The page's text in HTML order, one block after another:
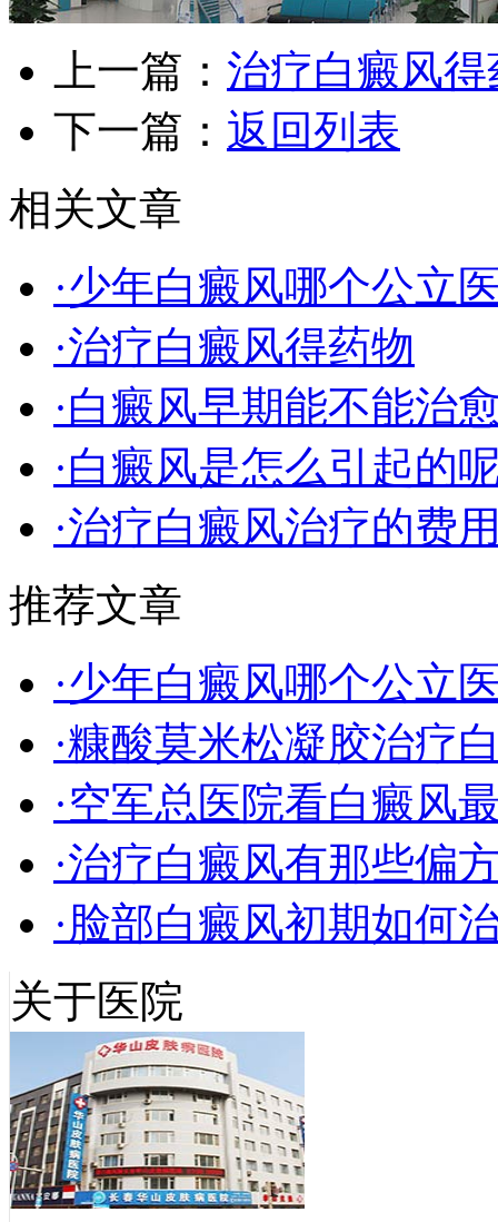
上一篇： 治疗白癜风得
下一篇： 返回列表
相关文章
·少年白癜风哪个公立
·治疗白癜风得药物
·白癜风早期能不能治
·白癜风是怎么引起的
·治疗白癜风治疗的费
推荐文章
·少年白癜风哪个公立
·糠酸莫米松凝胶治疗
·空军总医院看白癜风
·治疗白癜风有那些偏
·脸部白癜风初期如何
关于医院